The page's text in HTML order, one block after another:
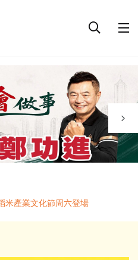
米產業文化節周六登場